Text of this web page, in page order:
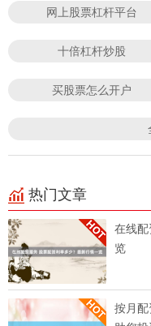
网上股票杠杆平台
十倍杠杆炒股
买股票怎么开户
热门文章
在线
览
按月配资 低息配资平台查询：精选